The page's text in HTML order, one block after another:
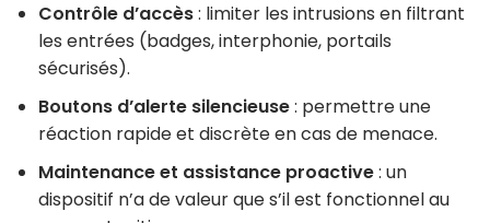
Contrôle d’accès: limiter les intrusions en filtrant
les entrées (badges, interphonie, portails
sécurisés).
Boutons d’alerte silencieuse: permettre une
réaction rapide et discrète en cas de menace.
Maintenance et assistance proactive: un
dispositif n’a de valeur que s’il est fonctionnel au